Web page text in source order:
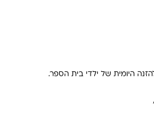
היומית של ילדי בית הספר.